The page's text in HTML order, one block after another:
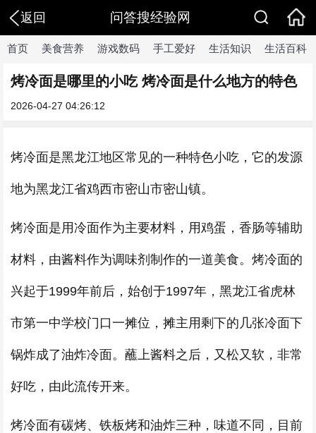
返回 问答搜经验网
首页 美食营养 游戏数码 手工爱好 生活知识 生活百科
烤冷面是哪里的小吃 烤冷面是什么地方的特色
2026-04-27 04:26:12
烤冷面是黑龙江地区常见的一种特色小吃，它的发源
地为黑龙江省鸡西市密山市密山镇。
烤冷面是用冷面作为主要材料，用鸡蛋，香肠等辅助
材料，由酱料作为调味剂制作的一道美食。烤冷面的
兴起于1999年前后，始创于1997年，黑龙江省虎林
市第一中学校门口一摊位，摊主用剩下的几张冷面下
锅炸成了油炸冷面。蘸上酱料之后，又松又软，非常
好吃，由此流传开来。
烤冷面有碳烤、铁板烤和油炸三种，味道不同，目前